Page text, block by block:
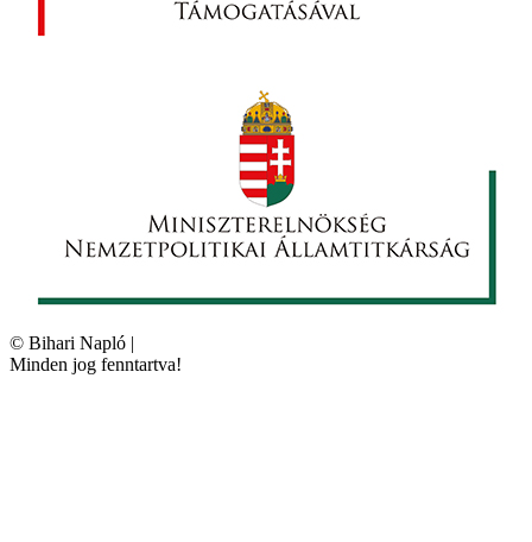
© Bihari Napló |
Minden jog fenntartva!